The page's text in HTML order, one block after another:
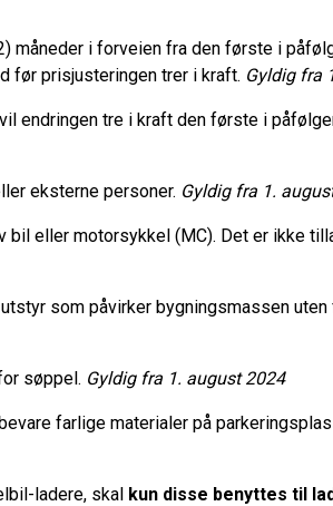
i forveien fra den første i
før prisjusteringen trer i kraft. Gyldig fra
endringen tre i kraft den første i
eksterne personer. Gyldig fra 1.
bil eller motorsykkel (MC). Det er ikke
som påvirker bygningsmassen
søppel. Gyldig fra 1. august 2024
farlige materialer på
ladere, skal kun disse benyttes til